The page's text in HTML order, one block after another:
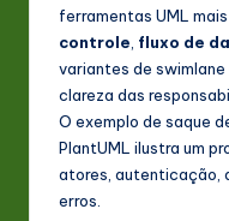
in
A
&
ferramentas UML
controle fluxo de
variantes de
clareza das
O exemplo de saque
PlantUML ilustra um
atores, autenticação,
erros.